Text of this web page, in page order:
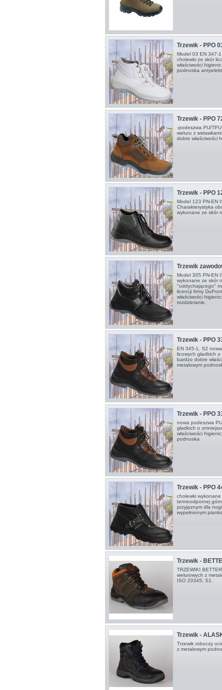
Trzewik - PPO
Model 03 EN 347-
cholewki ze skór
właściwości
podnoska
Trzewik - PPO
-podeszwa PU/
weluru z
dobre właściwości
Trzewik - PPO
Model 123 PN-EN
Charakterystyka
wykonane ze skór
Trzewik
Model 305 PN-EN
wykonane ze skór
"oddychającego"
licencji firmy
właściwości
rozdzieranie.
Trzewik - PPO
EN 345-1, S2
licowych gładkich
bardzo dobre
metalowym
Trzewik - PPO
nowa podeszwa
gładkich o
właściwości
podnoska
Trzewik - PPO
cholewki
termoodpornej
przyjaznym dla
wypełnionym
Trzewik -
TRZEWIKI
welurowych z
ISO 20345; S1.
Trzewik -
Trzewik roboczy
z metalowym